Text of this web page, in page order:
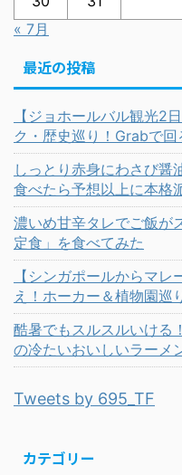
« 7月
最近の投稿
【ジョホールバル観光2
ク・歴史巡り！Grabで
しっとり赤身にわさび醤
食べたら予想以上に本格
濃いめ甘辛タレでご飯が
定食」を食べてみた
【シンガポールからマ
え！ホーカー＆植物園巡
酷暑でもスルスルいける
の冷たいおいしいラーメ
Tweets by 695_TF
カテゴリー